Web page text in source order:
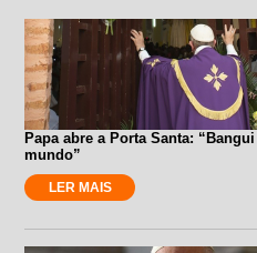
Papa abre a Porta Santa:
mundo”
LER MAIS